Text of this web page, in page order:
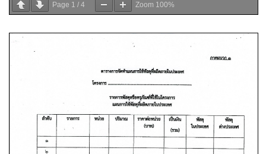
Page 1 / 4 Zoom 100%